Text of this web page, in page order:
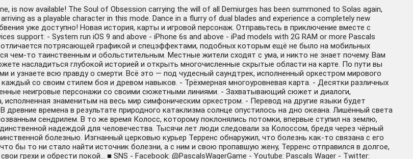
is now available! The Soul of Obsession carrying the will of all Demiurges has been summoned to Solas again,
as a playable character in this mode. Dance in a flurry of dual blades and experience a completely new
уже доступно! Новая история, карты и игровой персонаж. Отправьтесь в приключение вместе с
support: - System run iOS 9 and above - iPhone 6s and above - iPad models with 2G RAM or more Pascals
потрясающей графикой и спецэффектами, подобных которым ещё не было на мобильных
чем-то таинственным и обольстительным. Местные жители сходят с ума, и никто не знает почему. Вам
насладиться глубокой историей и открыть многочисленные скрытые области на карте. По пути вы
и узнаете всю правду о смерти. Всё это — под чудесный саундтрек, исполненный оркестром мирового
со своим стилем боя и древом навыков. - Трёхмерная многоуровневая карта. - Десятки различных
неигровые персонажи со своими сюжетными линиями. - Захватывающий сюжет и диалоги,
знаменитым на весь мир симфоническим оркестром. - Перевод на другие языки будет
времена в результате природного катаклизма солнце опустилось на дно океана. Лишённый света
сендрилем. В то же время Колосс, которому поклонялись потомки, впервые ступил на землю,
надеждой для человечества. Тысячи лет люди следовали за Колоссом, бредя через чёрный
болезнью. Изгнанный церковью курьер Терренс обнаружил, что болезнь как-то связана с его
бы то ни стало найти источник болезни, а с ним и свою пропавшую жену, Терренс отправился в долгое,
грехи и обрести покой… ■ SNS - Facebook: @PascalsWagerGame - Youtube: Pascals Wager - Twitter: